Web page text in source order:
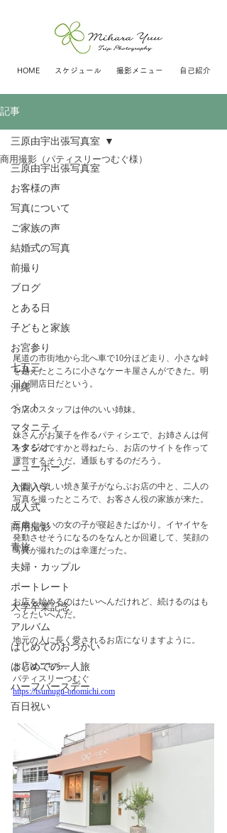
HOME スケジュール 撮影メニュー 自己紹介
記事
三原由宇出張写真室
お客様の声
写真について
ご家族の声
結婚式の写真
前撮り
ブログ
とある日
子どもと家族
お宮参り
七五三
沖縄
ペット
マタニティ
スタジオ
ニューボーン
入園入学
成人式
商用撮影
青旅
夫婦・カップル
ポートレート
大学卒業記念
アルバム
はじめてのおつかい
はじめての一人旅
ハーフバースデー
百日祝い
三原由宇出張写真室
商用撮影（パティスリーつむぐ様）
尾道の市街地から北へ車で10分ほど走り、小さな峠
を越えたところに小さなケーキ屋さんができた。明
日が開店日だという。
お店のスタッフは仲のいい姉妹。
妹さんがお菓子を作るパティシエで、お姉さんは何
をするんですかと尋ねたら、お店のサイトを作って
運営するそうだ。通販もするのだろう。
かわいらしい焼き菓子がならぶお店の中と、二人の
写真を撮ったところで、お客さん役の家族が来た。
三歳くらいの女の子が寝起きたばかり。イヤイヤを
発動させそうになるのをなんとか回避して、笑顔の
写真が撮れたのは幸運だった。
お店を始めるのはたいへんだけれど、続けるのはも
っとたいへんだ。
地元の人に長く愛されるお店になりますように。
お店はこちら。
パティスリーつむぐ
https://tsumugu-onomichi.com